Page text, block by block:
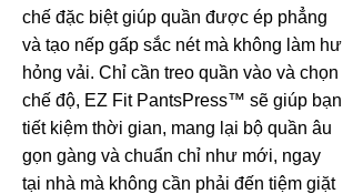
chế đặc biệt giúp quần được ép phẳng
và tạo nếp gấp sắc nét mà không làm hư
hỏng vải. Chỉ cần treo quần vào và chọn
chế độ, EZ Fit PantsPress™ sẽ giúp bạn
tiết kiệm thời gian, mang lại bộ quần âu
gọn gàng và chuẩn chỉ như mới, ngay
tại nhà mà không cần phải đến tiệm giặt